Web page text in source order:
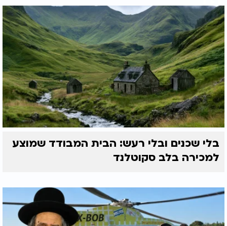
בלי שכנים ובלי רעש: הבית המבודד שמוצע
למכירה בלב סקוטלנד